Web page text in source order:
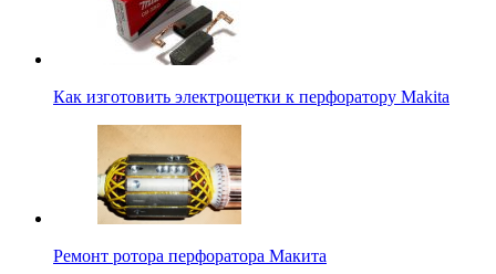
Как изготовить электрощетки к перфоратору Makita
Ремонт ротора перфоратора Макита